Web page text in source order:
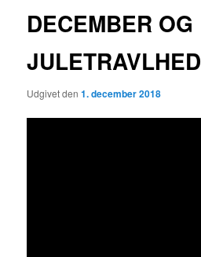
DECEMBER OG
JULETRAVLHED
Udgivet den1. december 2018